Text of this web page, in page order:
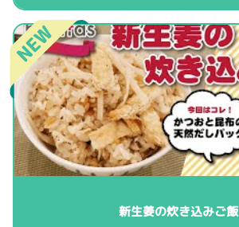
新生姜の炊き込みご飯